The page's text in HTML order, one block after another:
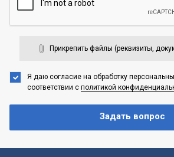
Прикрепить файлы (реквизиты,
Я даю согласие на обработку
соответствии с политикой